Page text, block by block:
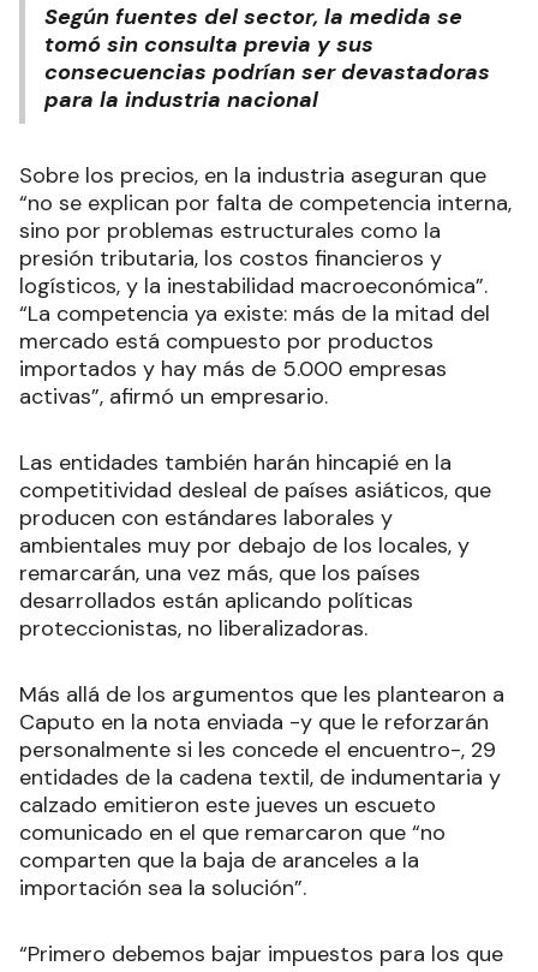
Según fuentes del sector, la medida se
tomó sin consulta previa y sus
consecuencias podrían ser devastadoras
para la industria nacional
Sobre los precios, en la industria aseguran que
“no se explican por falta de competencia interna,
sino por problemas estructurales como la
presión tributaria, los costos financieros y
logísticos, y la inestabilidad macroeconómica”.
“La competencia ya existe: más de la mitad del
mercado está compuesto por productos
importados y hay más de 5.000 empresas
activas”, afirmó un empresario.
Las entidades también harán hincapié en la
competitividad desleal de países asiáticos, que
producen con estándares laborales y
ambientales muy por debajo de los locales, y
remarcarán, una vez más, que los países
desarrollados están aplicando políticas
proteccionistas, no liberalizadoras.
Más allá de los argumentos que les plantearon a
Caputo en la nota enviada -y que le reforzarán
personalmente si les concede el encuentro-, 29
entidades de la cadena textil, de indumentaria y
calzado emitieron este jueves un escueto
comunicado en el que remarcaron que “no
comparten que la baja de aranceles a la
importación sea la solución”.
“Primero debemos bajar impuestos para los que